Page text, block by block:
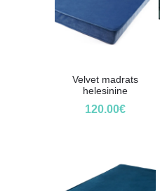
Velvet madrats
helesinine
120.00€